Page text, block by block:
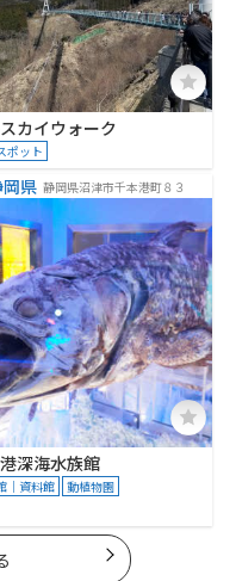
カイウォーク
ポット
県 静岡県沼津市千本港町８３
深海水族館
｜資料館 動植物園